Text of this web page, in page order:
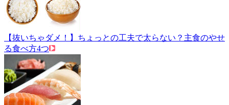
【抜いちゃダメ！】ちょっとの工夫で太らない？主食のやせ
る食べ方4つ